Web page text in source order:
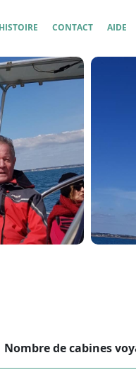
CONTACT AIDE
Nombre de cabines